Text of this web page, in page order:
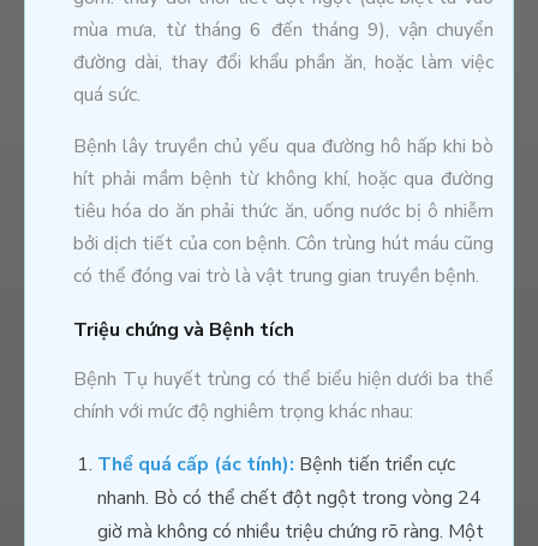
mùa mưa, từ tháng 6 đến tháng 9), vận chuyển
đường dài, thay đổi khẩu phần ăn, hoặc làm việc
quá sức.
Bệnh lây truyền chủ yếu qua đường hô hấp khi bò
hít phải mầm bệnh từ không khí, hoặc qua đường
tiêu hóa do ăn phải thức ăn, uống nước bị ô nhiễm
bởi dịch tiết của con bệnh. Côn trùng hút máu cũng
có thể đóng vai trò là vật trung gian truyền bệnh.
Triệu chứng và Bệnh tích
Bệnh Tụ huyết trùng có thể biểu hiện dưới ba thể
chính với mức độ nghiêm trọng khác nhau:
Thể quá cấp (ác tính): Bệnh tiến triển cực
nhanh. Bò có thể chết đột ngột trong vòng 24
giờ mà không có nhiều triệu chứng rõ ràng. Một